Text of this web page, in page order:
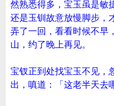
然熟悉得多，宝玉虽是敏
还是玉钏故意放慢脚步，
弄了一回，看看时候不早
山，约了晚上再见。
宝钗正到处找宝玉不见，
出，嗔道：「这老半天去